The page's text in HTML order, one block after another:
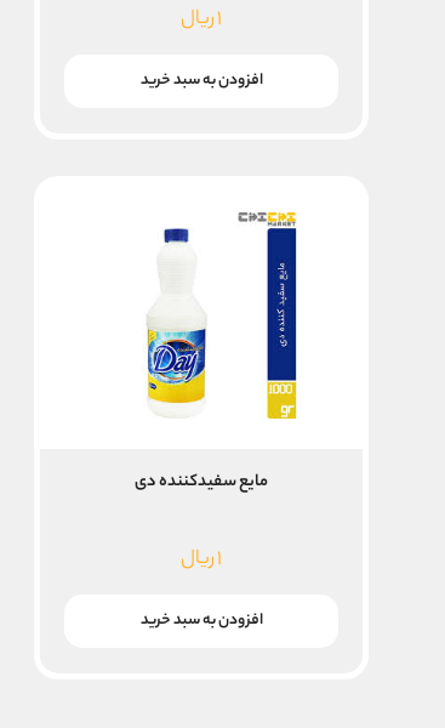
۱ریال
افزودن به سبد خرید
مایع سفیدکننده دی
۱ریال
افزودن به سبد خرید